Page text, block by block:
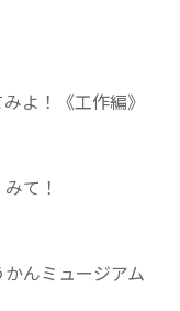
よ！《工作編》
て！
かんミュージアム